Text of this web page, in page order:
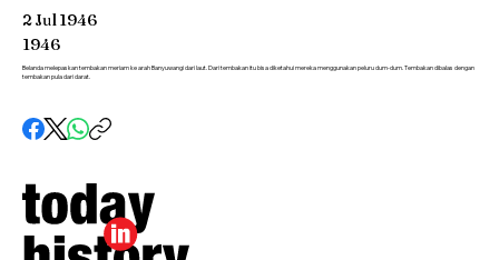
Pilih tanggal
2Jul1946
1946
Belanda melepaskan tembakan meriam ke arah Banyuwangi dari laut. Dari tembakan itu bisa diketahui mereka menggunakan peluru dum-dum. Tembakan dibalas dengan
tembakan pula dari darat.